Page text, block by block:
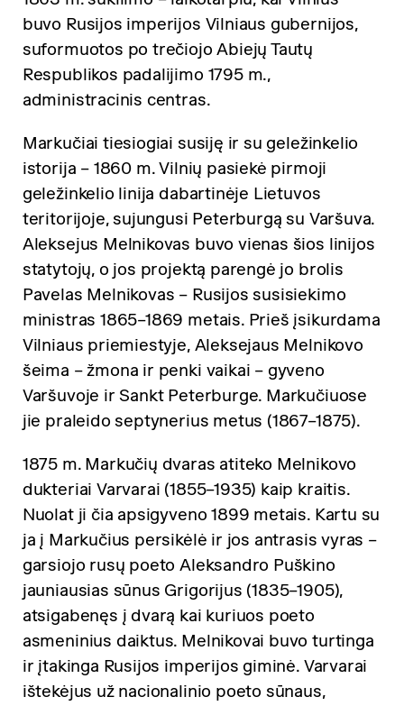
buvo Rusijos imperijos Vilniaus gubernijos,
suformuotos po trečiojo Abiejų Tautų
Respublikos padalijimo 1795 m.,
administracinis centras.
Markučiai tiesiogiai susiję ir su geležinkelio
istorija – 1860 m. Vilnių pasiekė pirmoji
geležinkelio linija dabartinėje Lietuvos
teritorijoje, sujungusi Peterburgą su Varšuva.
Aleksejus Melnikovas buvo vienas šios linijos
statytojų, o jos projektą parengė jo brolis
Pavelas Melnikovas – Rusijos susisiekimo
ministras 1865–1869 metais. Prieš įsikurdama
Vilniaus priemiestyje, Aleksejaus Melnikovo
šeima – žmona ir penki vaikai – gyveno
Varšuvoje ir Sankt Peterburge. Markučiuose
jie praleido septynerius metus (1867–1875).
1875 m. Markučių dvaras atiteko Melnikovo
dukteriai Varvarai (1855–1935) kaip kraitis.
Nuolat ji čia apsigyveno 1899 metais. Kartu su
ja į Markučius persikėlė ir jos antrasis vyras –
garsiojo rusų poeto Aleksandro Puškino
jauniausias sūnus Grigorijus (1835–1905),
atsigabenęs į dvarą kai kuriuos poeto
asmeninius daiktus. Melnikovai buvo turtinga
ir įtakinga Rusijos imperijos giminė. Varvarai
ištekėjus už nacionalinio poeto sūnaus,